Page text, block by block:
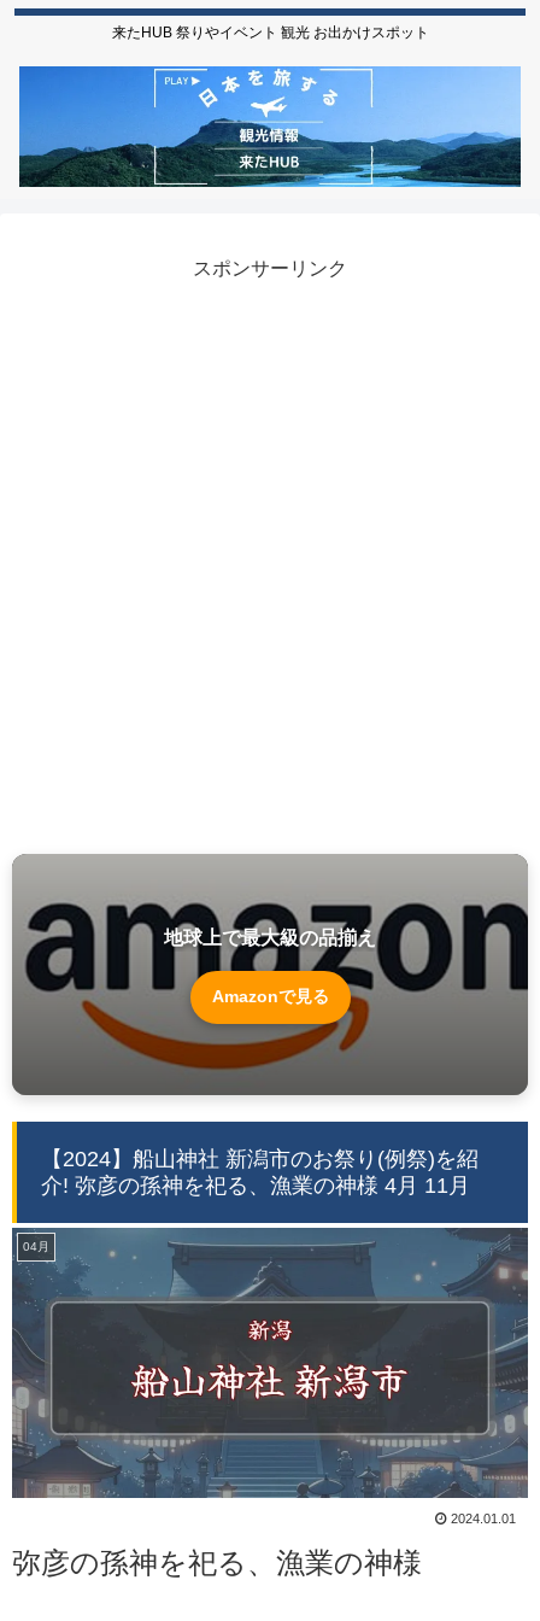
来たHUB 祭りやイベント 観光 お出かけスポット
スポンサーリンク
地球上で最大級の品揃え
Amazonで見る
【2024】船山神社 新潟市のお祭り(例祭)を紹
介! 弥彦の孫神を祀る、漁業の神様 4月 11月
04月
2024.01.01
弥彦の孫神を祀る、漁業の神様